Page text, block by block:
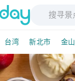
台湾 新北市 金山